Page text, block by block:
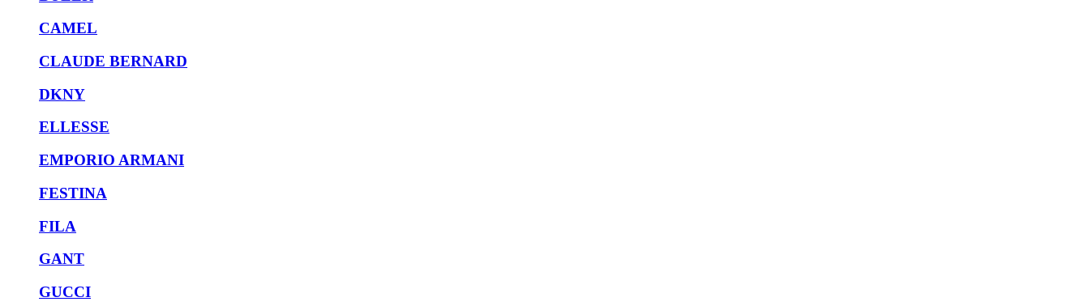
CAMEL
CLAUDE BERNARD
DKNY
ELLESSE
EMPORIO ARMANI
FESTINA
FILA
GANT
GUCCI